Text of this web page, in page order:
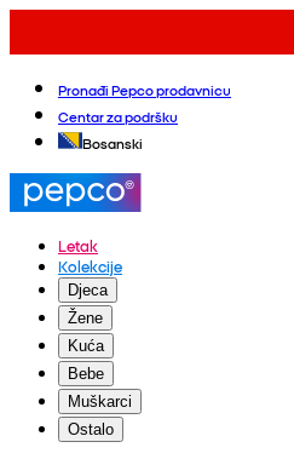
Pronađi Pepco prodavnicu
Centar za podršku
Bosanski
Letak
Kolekcije
Djeca
Žene
Kuća
Bebe
Muškarci
Ostalo